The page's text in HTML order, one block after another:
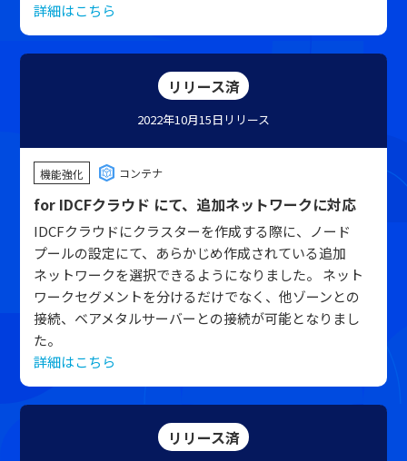
詳細はこちら
リリース済
2022年10月15日リリース
機能強化 コンテナ
for IDCFクラウド にて、追加ネットワークに対応
IDCFクラウドにクラスターを作成する際に、ノード
プールの設定にて、あらかじめ作成されている追加
ネットワークを選択できるようになりました。 ネット
ワークセグメントを分けるだけでなく、他ゾーンとの
接続、ベアメタルサーバーとの接続が可能となりまし
た。
詳細はこちら
リリース済